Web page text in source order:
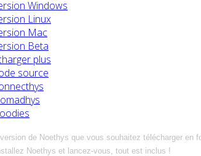
Windows
Linux
Mac
Beta
plus
source
de Noethys que vous souhaitez télécharger en
Noethys et lancez-vous, tout est inclus !